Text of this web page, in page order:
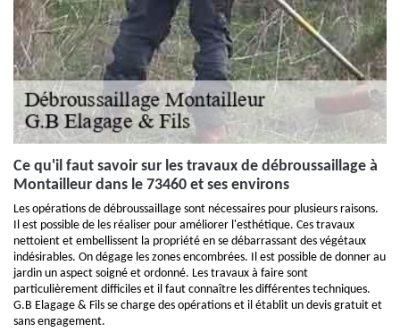
Ce qu'il faut savoir sur les travaux de débroussaillage à
Montailleur dans le 73460 et ses environs
Les opérations de débroussaillage sont nécessaires pour plusieurs raisons.
Il est possible de les réaliser pour améliorer l'esthétique. Ces travaux
nettoient et embellissent la propriété en se débarrassant des végétaux
indésirables. On dégage les zones encombrées. Il est possible de donner au
jardin un aspect soigné et ordonné. Les travaux à faire sont
particulièrement difficiles et il faut connaître les différentes techniques.
G.B Elagage & Fils se charge des opérations et il établit un devis gratuit et
sans engagement.